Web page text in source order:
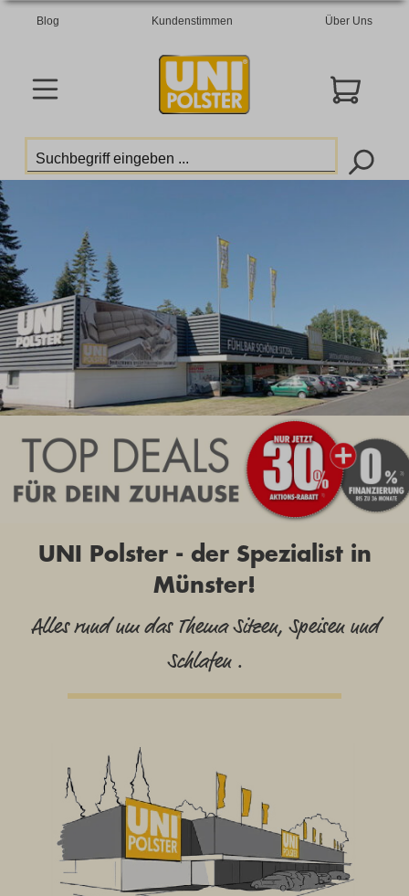
Blog Kundenstimmen Über Uns
UNI Polster - der Spezialist in
Münster!
Alles rund um das Thema Sitzen, Speisen und
Schlafen .